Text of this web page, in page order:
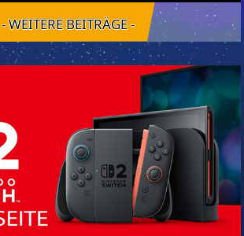
- WEITERE BEITRÄGE -